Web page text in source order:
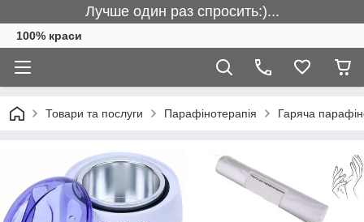
Лучше один раз спросить:)...
100% краси
Товари та послуги Парафінотерапія Гаряча